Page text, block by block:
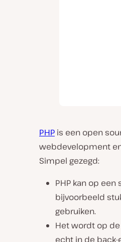
PHP is een open
webdevelopment
Simpel gezegd:
PHP kan op
bijvoorbeeld
gebruiken.
Het wordt op
echt in de